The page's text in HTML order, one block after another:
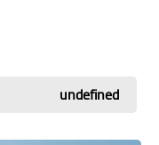
undefined